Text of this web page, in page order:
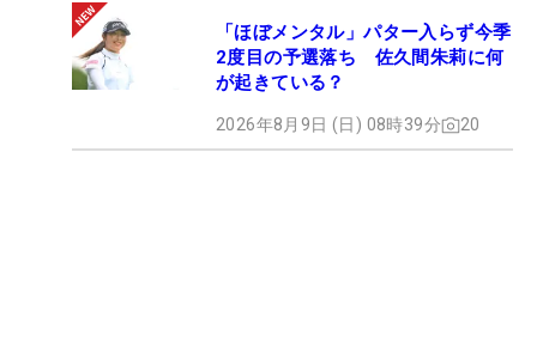
「ほぼメンタル」パター入らず今季
2度目の予選落ち 佐久間朱莉に何
が起きている？
2026年8月9日 (日) 08時39分 20